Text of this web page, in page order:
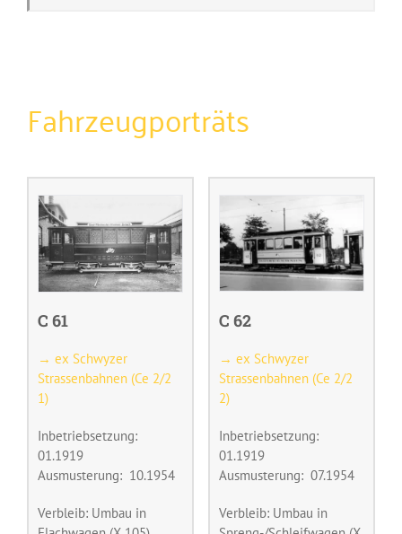
Fahrzeugporträts
C 61
→ ex Schwyzer
Strassenbahnen (Ce 2/2
1)
Inbetriebsetzung:
01.1919
Ausmusterung: 10.1954
Verbleib: Umbau in
C 62
→ ex Schwyzer
Strassenbahnen (Ce 2/2
2)
Inbetriebsetzung:
01.1919
Ausmusterung: 07.1954
Verbleib: Umbau in